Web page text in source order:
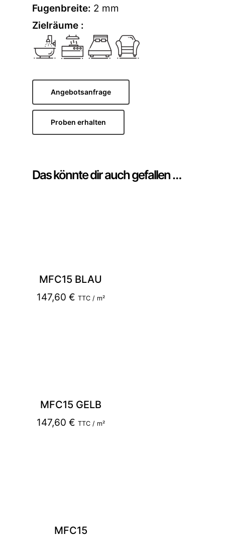
Fugenbreite: 2 mm
Zielräume :
Angebotsanfrage
Proben erhalten
Das könnte dir auch gefallen …
MFC15 BLAU
147,60 € TTC / m²
MFC15 GELB
147,60 € TTC / m²
MFC15